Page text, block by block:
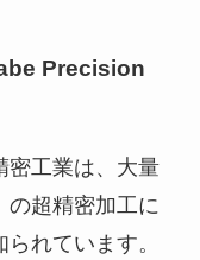
Precision
密工業は、大量
の超精密加工に
れています。